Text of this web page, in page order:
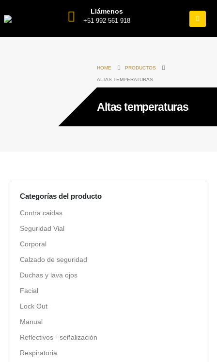
Llámenos
+51 992 561 918
HOME PRODUCTOS
ALTAS TEMPERATURAS
Altas temperaturas
Categorías del producto
Contra caidas
Seguridad Vial
Corporal
Calzado de seguridad
Duchas y lava ojos
Facial
Lock Out
Manual
Reflectivos - señalización
Respiratoria